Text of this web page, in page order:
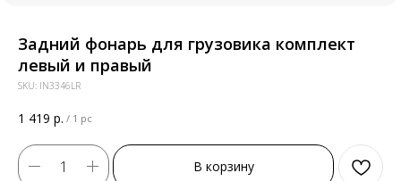
Задний фонарь для грузовика комплект
левый и правый
SKU: IN3346LR
1 419 р. / 1 pc
В корзину